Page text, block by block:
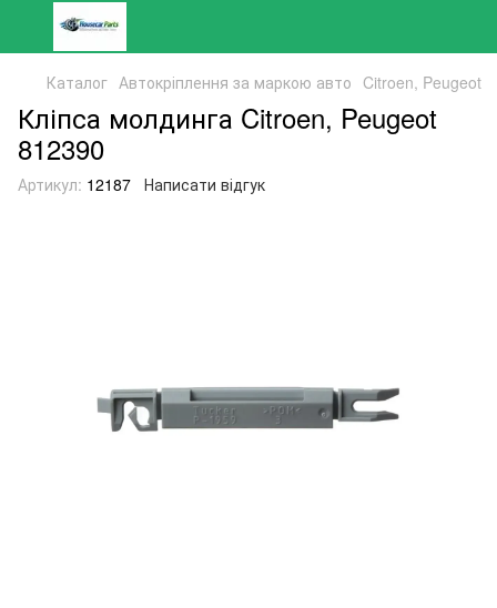
Каталог Автокріплення за маркою авто Citroen, Peugeot
Кліпса молдинга Citroen, Peugeot
812390
Артикул: 12187 Написати відгук